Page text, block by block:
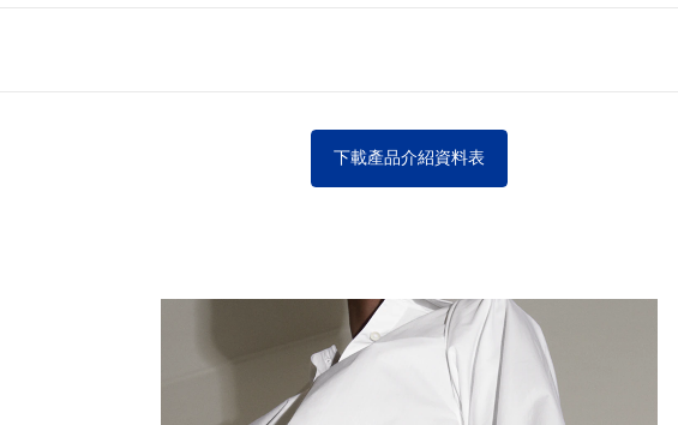
下載產品介紹資料表
IN NEW PROPORTIONS